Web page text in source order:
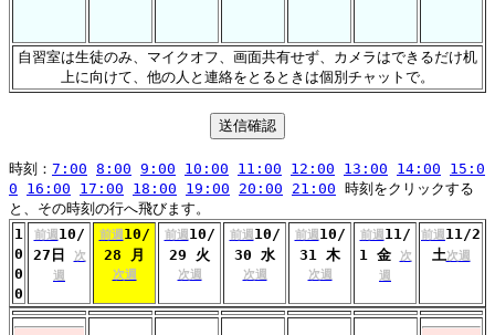
自習室は生徒のみ、マイクオフ、画面共有せず、カメラはできるだけ机
上に向けて、他の人と連絡をとるときは個別チャットで。
時刻： 7:00 8:00 9:00 10:00 11:00 12:00 13:00 14:00
15:0
0
16:00 17:00 18:00 19:00 20:00 21:00 時刻をクリックする
と、その時刻の行へ飛びます。
1
0
0
0
前週 10/
27日
次
週
前週 10/
28 月
次週
前週 10/
29 火
次週
前週 10/
30 水
次週
前週 10/
31 木
次週
前週 11/
1 金
次
週
前週 11/2
土次週